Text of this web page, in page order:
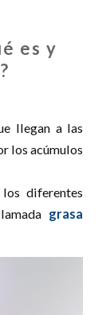
es y
llegan a las
los acúmulos
diferentes
grasa